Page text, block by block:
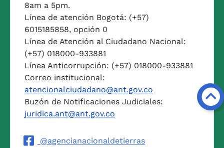
8am a 5pm.
Línea de atención Bogotá: (+57)
6015185858, opción 0
Línea de Atención al Ciudadano Nacional:
(+57) 018000-933881
Línea Anticorrupción: (+57) 018000-933881
Correo institucional:
atencionalciudadano@ant.gov.co
Buzón de Notificaciones Judiciales:
juridica.ant@ant.gov.co
@agencianacionaldetierras